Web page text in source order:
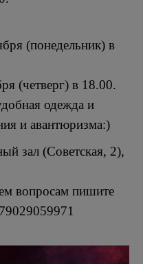
(понедельник) в
(четверг) в 18.00.
одежда и
и авантюризма:)
зал (Советская, 2),
вопросам пишите